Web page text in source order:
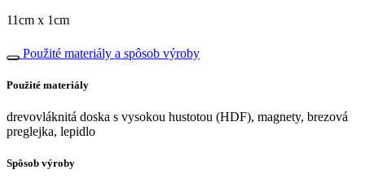
11cm x 1cm
Použité materiály a spôsob výroby
Použité materiály
drevovláknitá doska s vysokou hustotou (HDF), magnety, brezová
preglejka, lepidlo
Spôsob výroby